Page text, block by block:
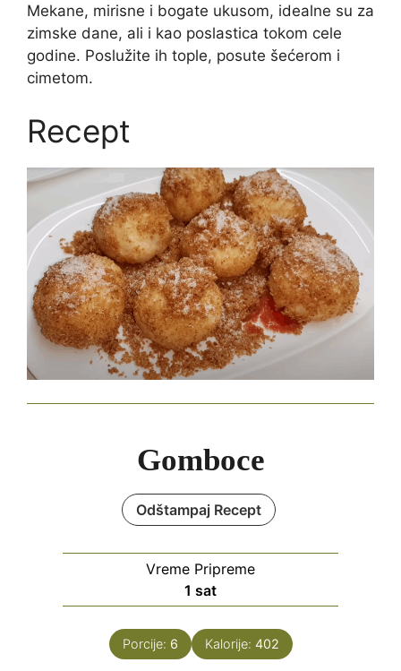
Mekane, mirisne i bogate ukusom, idealne su za
zimske dane, ali i kao poslastica tokom cele
godine. Poslužite ih tople, posute šećerom i
cimetom.
Recept
Gomboce
Odštampaj Recept
Vreme Pripreme
1 hour
sat
Porcije: 6 Kalorije: 402